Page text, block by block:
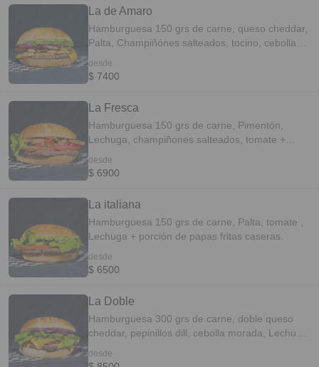
La de Amaro
Hamburguesa 150 grs de carne, queso cheddar,
Palta, Champiñónes salteados, tocino, cebolla
desde
$ 7400
La Fresca
Hamburguesa 150 grs de carne, Pimentón,
Lechuga, champiñones salteados, tomate +
desde
$ 6900
La italiana
Hamburguesa 150 grs de carne, Palta, tomate ,
Lechuga + porción de papas fritas caseras.
desde
$ 6500
La Doble
Hamburguesa 300 grs de carne, doble queso
cheddar, pepinillos dill, cebolla morada, Lechuga
desde